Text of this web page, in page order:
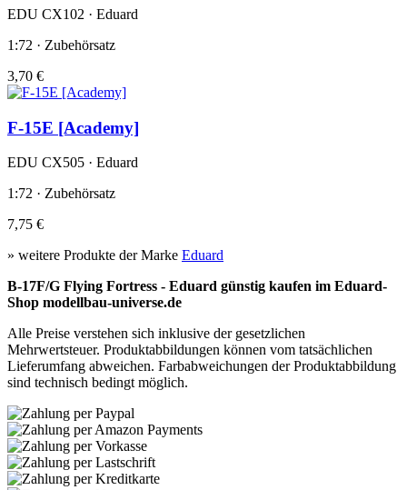
EDU CX102 · Eduard
1:72 · Zubehörsatz
3,70 €
F-15E [Academy]
EDU CX505 · Eduard
1:72 · Zubehörsatz
7,75 €
» weitere Produkte der Marke Eduard
B-17F/G Flying Fortress - Eduard günstig kaufen im Eduard-
Shop modellbau-universe.de
Alle Preise verstehen sich inklusive der gesetzlichen
Mehrwertsteuer. Produktabbildungen können vom tatsächlichen
Lieferumfang abweichen. Farbabweichungen der Produktabbildung
sind technisch bedingt möglich.